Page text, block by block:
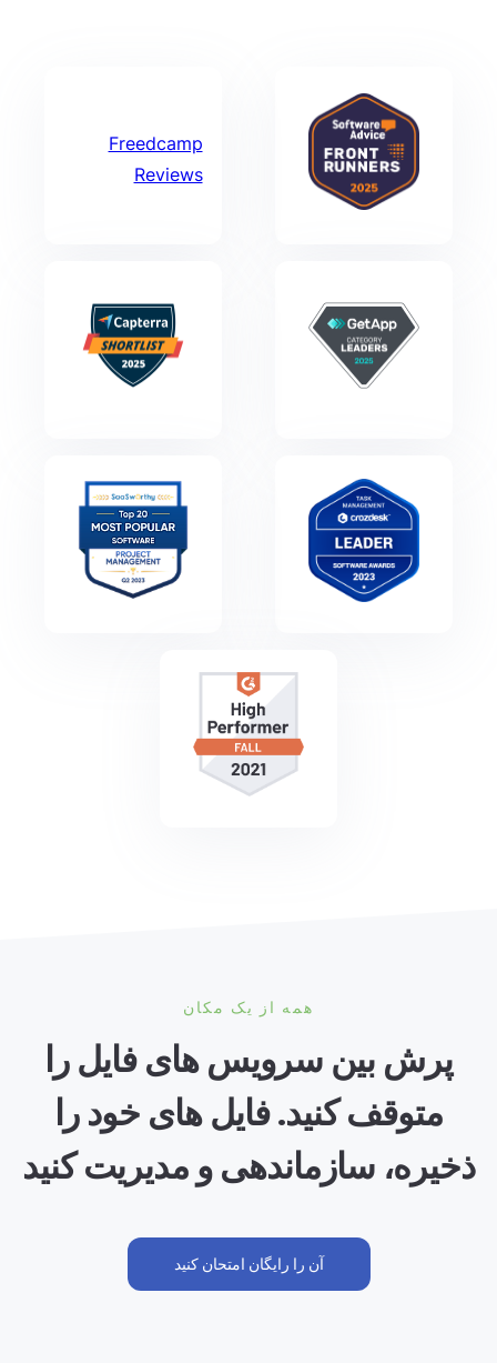
Freedcamp
Reviews
همه از یک مکان
پرش بین سرویس های فایل را
متوقف کنید. فایل های خود را
ذخیره، سازماندهی و مدیریت کنید
آن را رایگان امتحان کنید